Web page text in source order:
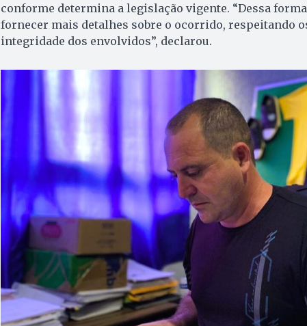
conforme determina a legislação vigente. “Dessa
fornecer mais detalhes sobre o ocorrido, respeitando
integridade dos envolvidos”, declarou.